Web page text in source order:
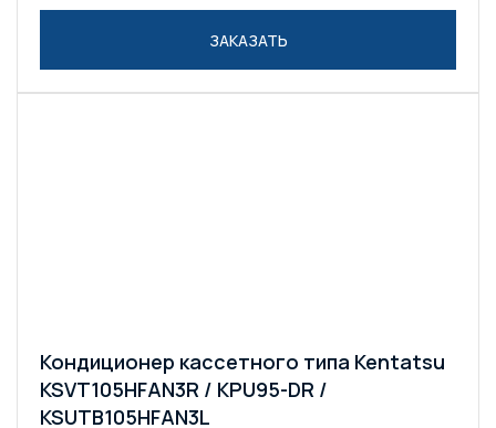
Кондиционер кассетного типа Kentatsu
KSVT105HFAN3R / KPU95-DR /
KSUTB105HFAN3L
ЗАКАЗАТЬ